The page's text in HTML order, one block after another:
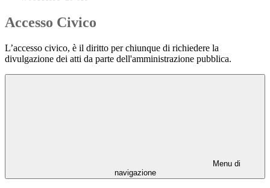
Accesso Civico
L’accesso civico, è il diritto per chiunque di richiedere la
divulgazione dei atti da parte dell'amministrazione pubblica.
Menu di
navigazione